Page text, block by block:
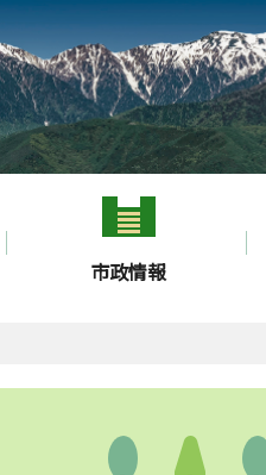
市政情報